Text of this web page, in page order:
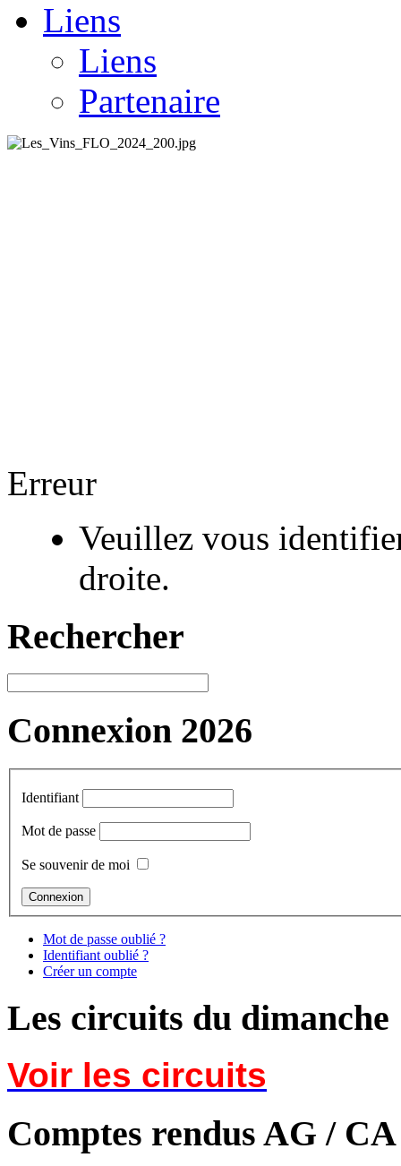
Liens
Liens
Partenaire
Erreur
Veuillez vous
droite.
Rechercher
Connexion 2026
Identifiant
Mot de passe
Se souvenir de moi
Mot de passe oublié ?
Identifiant oublié ?
Créer un compte
Les circuits du dimanche
Voir les circuits
Comptes rendus AG / CA